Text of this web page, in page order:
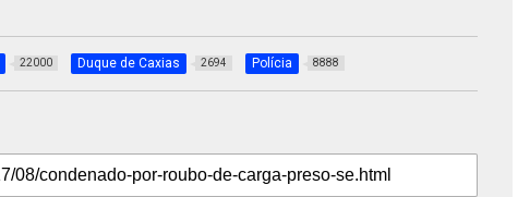
22000 Duque de Caxias 2694 Polícia 8888